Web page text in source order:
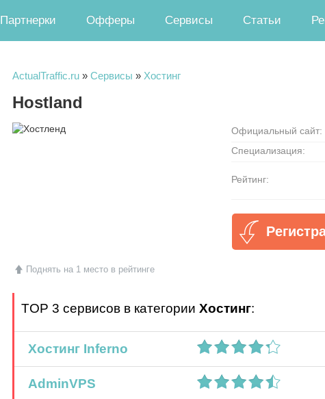
Партнерки Офферы Сервисы Статьи
ActualTraffic.ru » Сервисы » Хостинг
Hostland
Поднять на 1 место в рейтинге
Официальный сайт:
Специализация:
Рейтинг:
TOP 3 сервисов в категории Хостинг:
Хостинг Inferno
AdminVPS